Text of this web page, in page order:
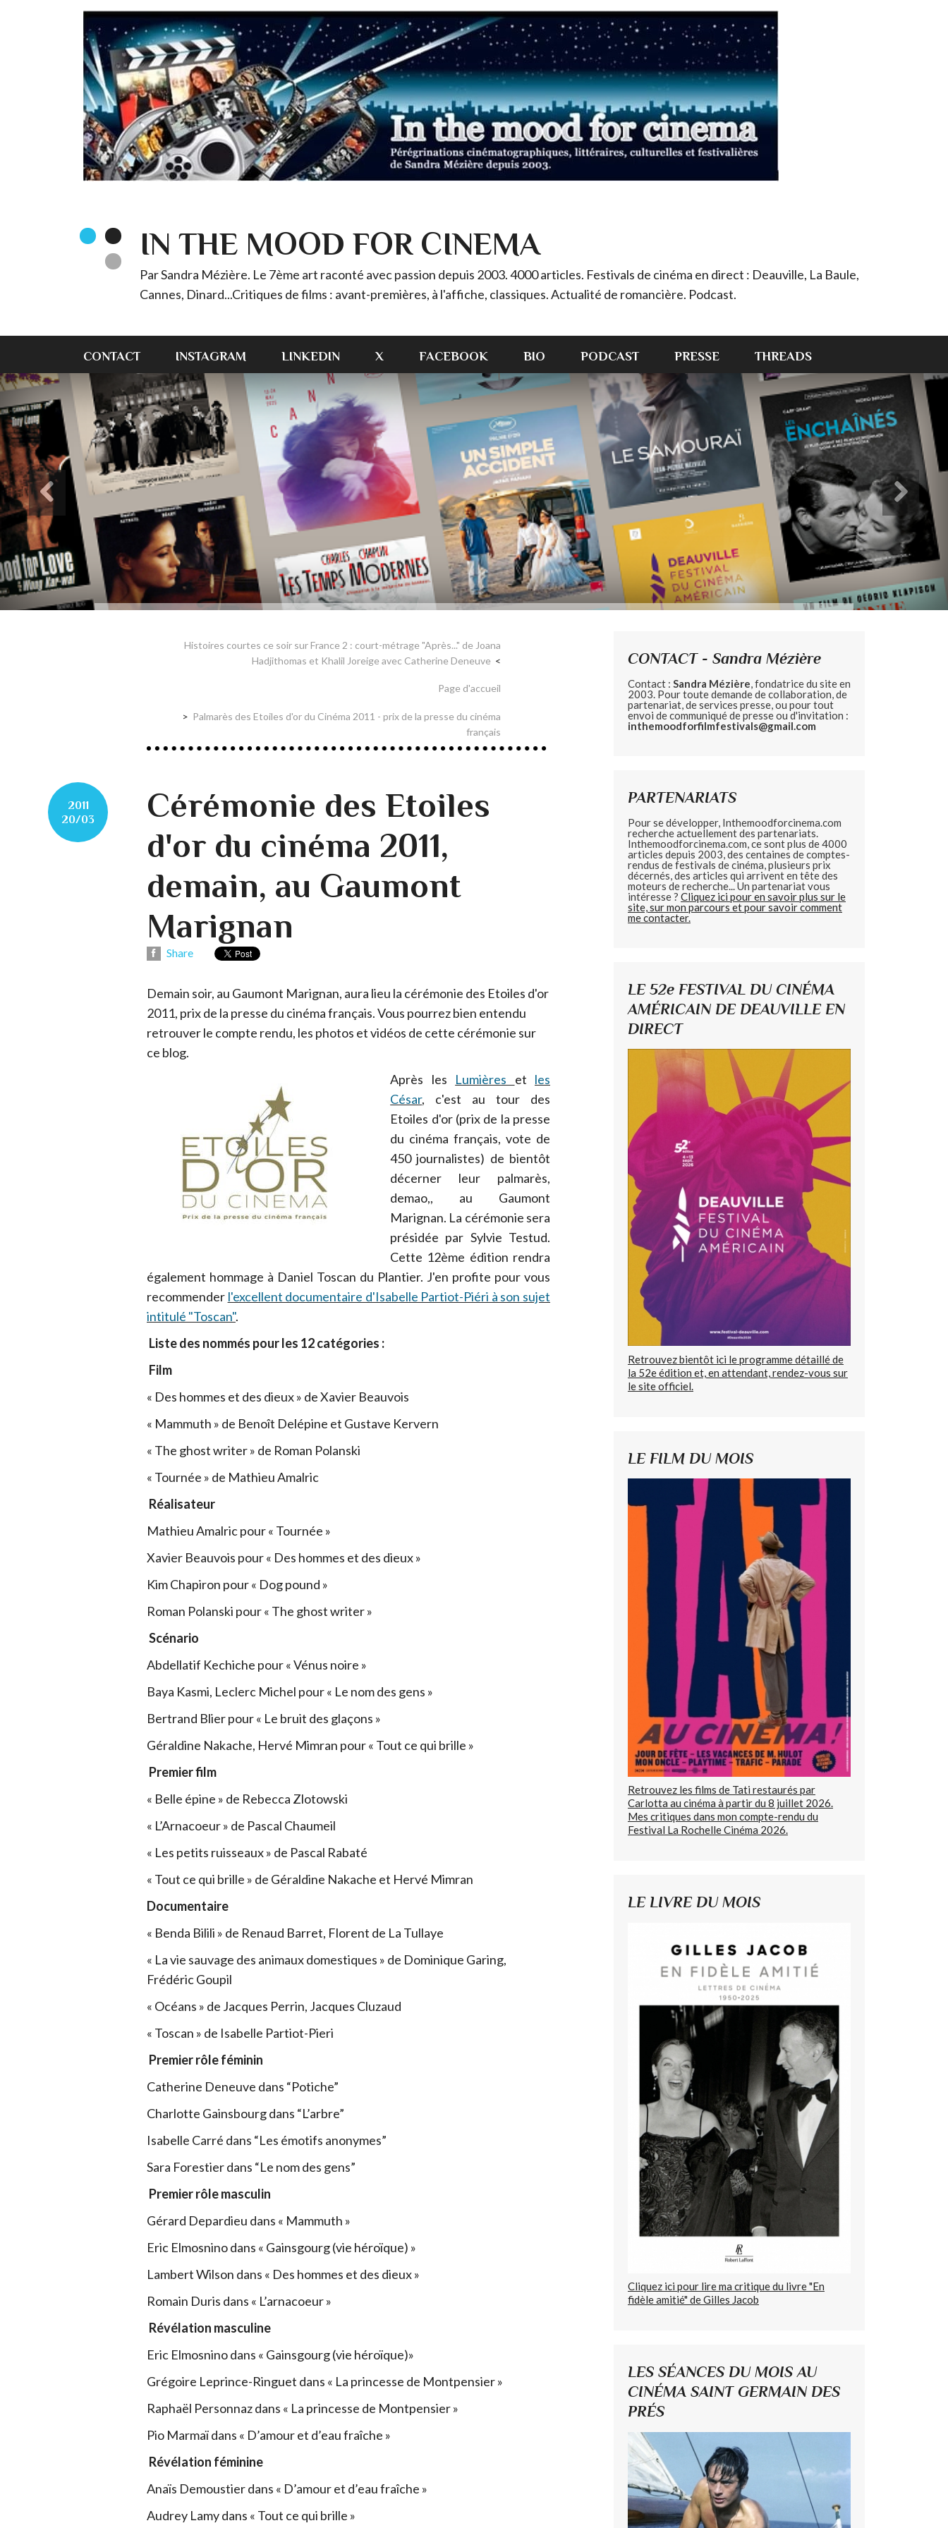
IN THE MOOD FOR CINEMA
Par Sandra Mézière. Le 7ème art raconté avec passion depuis 2003. 4000 articles. Festivals de cinéma en direct : Deauville, La Baule,
Cannes, Dinard...Critiques de films : avant-premières, à l'affiche, classiques. Actualité de romancière. Podcast.
CONTACT INSTAGRAM LINKEDIN X FACEBOOK BIO PODCAST PRESSE THREADS
Histoires courtes ce soir sur France 2 : court-métrage "Après..." de Joana
Hadjithomas et Khalil Joreige avec Catherine Deneuve
Page d'accueil
Palmarès des Etoiles d'or du Cinéma 2011 - prix de la presse du cinéma
français
2011
20/03
Cérémonie des Etoiles
d'or du cinéma 2011,
demain, au Gaumont
Marignan
Share
Demain soir, au Gaumont Marignan, aura lieu la cérémonie des Etoiles d'or
2011, prix de la presse du cinéma français. Vous pourrez bien entendu
retrouver le compte rendu, les photos et vidéos de cette cérémonie sur
ce blog.
Après les Lumières et les
César, c'est au tour des
Etoiles d'or (prix de la presse
du cinéma français, vote de
450 journalistes) de bientôt
décerner leur palmarès,
demao,, au Gaumont
Marignan. La cérémonie sera
présidée par Sylvie Testud.
Cette 12ème édition rendra
également hommage à Daniel Toscan du Plantier. J'en profite pour vous
recommender l'excellent documentaire d'Isabelle Partiot-Piéri à son sujet
intitulé "Toscan".
Liste des nommés pour les 12 catégories :
Film
« Des hommes et des dieux » de Xavier Beauvois
« Mammuth » de Benoît Delépine et Gustave Kervern
« The ghost writer » de Roman Polanski
« Tournée » de Mathieu Amalric
Réalisateur
Mathieu Amalric pour « Tournée »
Xavier Beauvois pour « Des hommes et des dieux »
Kim Chapiron pour « Dog pound »
Roman Polanski pour « The ghost writer »
Scénario
Abdellatif Kechiche pour « Vénus noire »
Baya Kasmi, Leclerc Michel pour « Le nom des gens »
Bertrand Blier pour « Le bruit des glaçons »
Géraldine Nakache, Hervé Mimran pour « Tout ce qui brille »
Premier film
« Belle épine » de Rebecca Zlotowski
« L’Arnacoeur » de Pascal Chaumeil
« Les petits ruisseaux » de Pascal Rabaté
« Tout ce qui brille » de Géraldine Nakache et Hervé Mimran
Documentaire
« Benda Bilili » de Renaud Barret, Florent de La Tullaye
« La vie sauvage des animaux domestiques » de Dominique Garing,
Frédéric Goupil
« Océans » de Jacques Perrin, Jacques Cluzaud
« Toscan » de Isabelle Partiot-Pieri
Premier rôle féminin
Catherine Deneuve dans “Potiche”
Charlotte Gainsbourg dans “L’arbre”
Isabelle Carré dans “Les émotifs anonymes”
Sara Forestier dans “Le nom des gens”
Premier rôle masculin
Gérard Depardieu dans « Mammuth »
Eric Elmosnino dans « Gainsgourg (vie héroïque) »
Lambert Wilson dans « Des hommes et des dieux »
Romain Duris dans « L’arnacoeur »
Révélation masculine
Eric Elmosnino dans « Gainsgourg (vie héroïque)»
Grégoire Leprince-Ringuet dans « La princesse de Montpensier »
Raphaël Personnaz dans « La princesse de Montpensier »
Pio Marmaï dans « D’amour et d’eau fraîche »
Révélation féminine
Anaïs Demoustier dans « D’amour et d’eau fraîche »
Audrey Lamy dans « Tout ce qui brille »
CONTACT - Sandra Mézière
Contact : Sandra Mézière, fondatrice du site en
2003. Pour toute demande de collaboration, de
partenariat, de services presse, ou pour tout
envoi de communiqué de presse ou d'invitation :
inthemoodforfilmfestivals@gmail.com
PARTENARIATS
Pour se développer, Inthemoodforcinema.com
recherche actuellement des partenariats.
Inthemoodforcinema.com, ce sont plus de 4000
articles depuis 2003, des centaines de comptes-
rendus de festivals de cinéma, plusieurs prix
décernés, des articles qui arrivent en tête des
moteurs de recherche... Un partenariat vous
intéresse ? Cliquez ici pour en savoir plus sur le
site, sur mon parcours et pour savoir comment
me contacter.
LE 52e FESTIVAL DU CINÉMA
AMÉRICAIN DE DEAUVILLE EN
DIRECT
Retrouvez bientôt ici le programme détaillé de
la 52e édition et, en attendant, rendez-vous sur
le site officiel.
LE FILM DU MOIS
Retrouvez les films de Tati restaurés par
Carlotta au cinéma à partir du 8 juillet 2026.
Mes critiques dans mon compte-rendu du
Festival La Rochelle Cinéma 2026.
LE LIVRE DU MOIS
Cliquez ici pour lire ma critique du livre "En
fidèle amitié" de Gilles Jacob
LES SÉANCES DU MOIS AU
CINÉMA SAINT GERMAIN DES
PRÉS